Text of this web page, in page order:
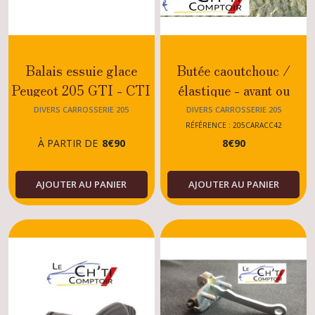
Balais essuie glace
Peugeot 205 GTI - CTI
- RALLYE - DTURBO -
ESSENCE - TOUS
MODELES
DIVERS CARROSSERIE 205
À PARTIR DE 8€90
AJOUTER AU PANIER
Butée caoutchouc /
élastique - avant ou
arrière Peugeot 205
GTI
/CTI/Diesel/Essence/
DIVERS CARROSSERIE 205
RÉFÉRENCE : 205CARACC42
8€90
AJOUTER AU PANIER